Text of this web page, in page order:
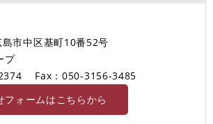
島市中区基町10番52号
プ
Fax：050-3156-3485
フォームはこちらから